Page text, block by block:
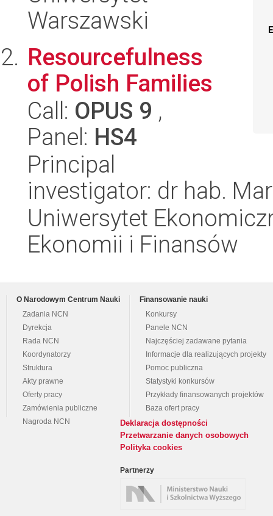
Warszawski
Resourcefulness
of Polish Families
Call: OPUS 9 ,
Panel: HS4
Principal
investigator: dr hab.
Uniwersytet
Ekonomii i Finansów
O Narodowym Centrum Nauki
Zadania NCN
Dyrekcja
Rada NCN
Koordynatorzy
Struktura
Akty prawne
Oferty pracy
Zamówienia publiczne
Nagroda NCN
Finansowanie nauki
Konkursy
Panele NCN
Najczęściej zadawane pytania
Informacje dla realizujących projekty
Pomoc publiczna
Statystyki konkursów
Przykłady finansowanych projektów
Baza ofert pracy
Deklaracja dostępności
Przetwarzanie danych osobowych
Polityka cookies
Partnerzy